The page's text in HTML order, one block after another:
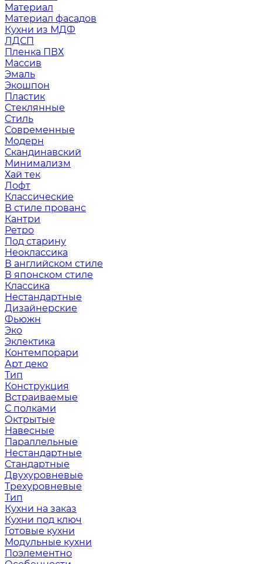
Материал
Материал фасадов
Кухни из МДФ
ЛДСП
Пленка ПВХ
Массив
Эмаль
Экошпон
Пластик
Стеклянные
Стиль
Современные
Модерн
Скандинавский
Минимализм
Хай тек
Лофт
Классические
В стиле прованс
Кантри
Ретро
Под старину
Неоклассика
В английском стиле
В японском стиле
Классика
Нестандартные
Дизайнерские
Фьюжн
Эко
Эклектика
Контемпорари
Арт деко
Тип
Конструкция
Встраиваемые
С полками
Октрытые
Навесные
Параллельные
Нестандартные
Стандартные
Двухуровневые
Трехуровневые
Тип
Кухни на заказ
Кухни под ключ
Готовые кухни
Модульные кухни
Поэлементно